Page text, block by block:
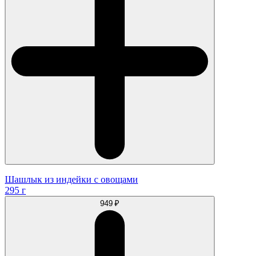
Шашлык из индейки с овощами
295 г
949 ₽